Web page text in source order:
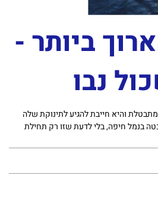
ביותר -
נבו
והיא חייבת להגיע לתינוקת שלה
בנמל חיפה, בלי לדעת שזו רק תחילת
חובש במילואים, שאמורה לנחות
אצלו, זה לא יהיה השיבוש האחרון
שם הוא פוגש אישה שמטלטלת את
ועוד הם גיבורי הלילה הארוך ביותר.
בכל כוחם להגיע הביתה. בדרך הם